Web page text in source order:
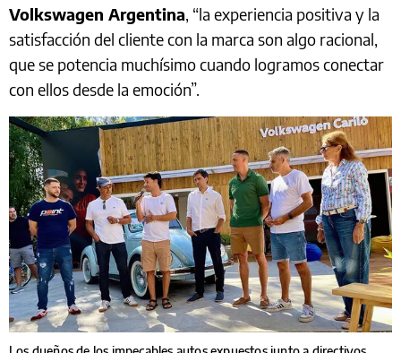
Volkswagen Argentina, “la experiencia positiva y la
satisfacción del cliente con la marca son algo racional,
que se potencia muchísimo cuando logramos conectar
con ellos desde la emoción”.